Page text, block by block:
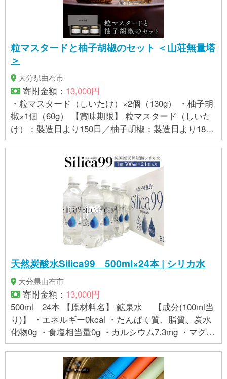
粒マスタードと柚子胡椒のセット ＜山荘無量塔
＞
大分県由布市
寄附金額： 13,000円
・粒マスタード（しいたけ）×2個（130g） ・柚子胡
椒×1個（60g） 【賞味期限】 粒マスタード（しいた
け）：製造日より150日／柚子胡椒：製造日より180
日 【アレルギー】 小麦、大豆 ※ 表示内容に関しては
各事業者の指定に基づき掲載しており、一切の内容
を保証するものではございません。 ※ご不明の点がご
ざいましたら事業者まで直接お問い合わせ下さい。
天然炭酸水Silica99 500ml×24本 | シリカ水
大分県由布市
寄附金額： 13,000円
500ml 24本 【原材料名】 鉱泉水 【成分(100ml当
り)】 ・エネルギー0kcal ・たんぱく質、脂質、炭水
化物0g ・食塩相当量0g ・カルシウム7.3mg ・マグネ
シウム1.8mg ・カリウム0.4mg ・硬度251mg/L(硬水)
・遊離炭酸1.490mg/L ・メタケイ酸(シリカ)99.4mg/L
・炭酸水素イオン272mg/L ・pH5.5 【賞味期限】 製